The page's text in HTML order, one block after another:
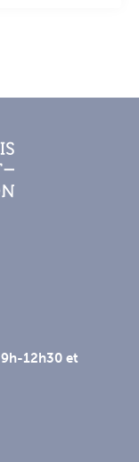
12h30 et